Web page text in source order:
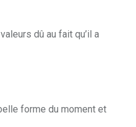
dû au fait qu’il a
forme du moment et